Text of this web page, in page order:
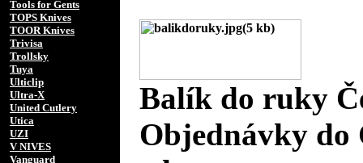
Tools for Gents
TOPS Knives
TOOR Knives
Trivisa
Trollsky
Tuya
Ulticlip
Ultra-X
United Cutlery
Utica
UZI
V NIVES
Vanguard
Balík do ruky
Objednávky do